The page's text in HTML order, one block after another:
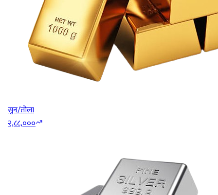
सुन/तोला
२,८८,०००